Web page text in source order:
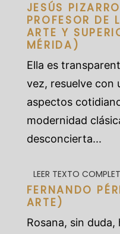
JESÚS
PROFESOR DE
ARTE Y
MÉRIDA)
Ella es
vez, resuelve con
aspectos
modernidad
desconcierta...
LEER TEXTO
FERNANDO
ARTE)
Rosana, sin